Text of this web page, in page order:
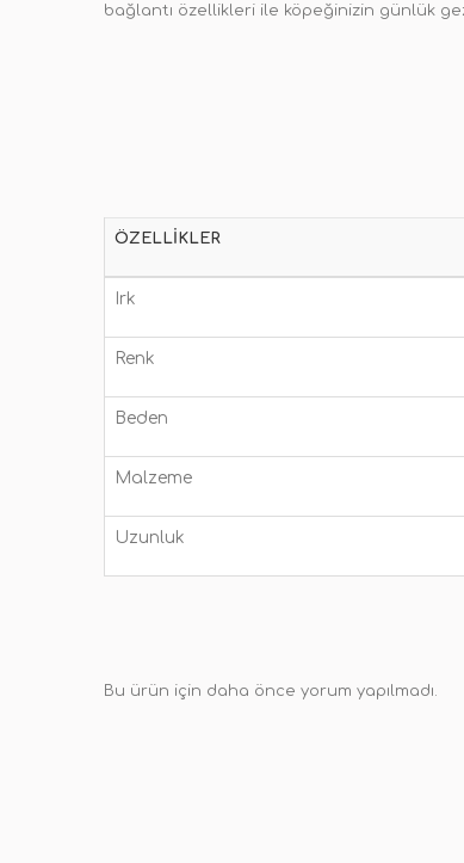
bağlantı özellikleri ile köpeğinizin günlük
ÖZELLIKLER
Irk
Renk
Beden
Malzeme
Uzunluk
Bu ürün için daha önce yorum yapılmadı.